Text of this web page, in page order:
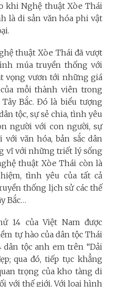
khi Nghệ thuật Xòe Thái
là di sản văn hóa phi vật
thuật Xòe Thái đã vượt
múa truyền thống với
vọng vươn tới những giá
mỗi thành viên trong
Bắc. Đó là biểu tượng
tộc, sự sẻ chia, tình yêu
người với con người, sự
văn hóa, bản sắc dân
vĩ với những triết lý sống
thuật Xòe Thái còn là
tình yêu của tất cả
thống lịch sử các thế
Bắc…
14 của Việt Nam được
tự hào của dân tộc Thái
dân tộc anh em trên “Dải
qua đó, tiếp tục khẳng
trọng của kho tàng di
với thế giới. Với loại hình